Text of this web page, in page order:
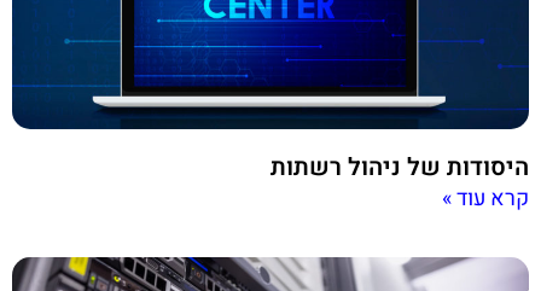
היסודות של ניהול רשתות
קרא עוד »